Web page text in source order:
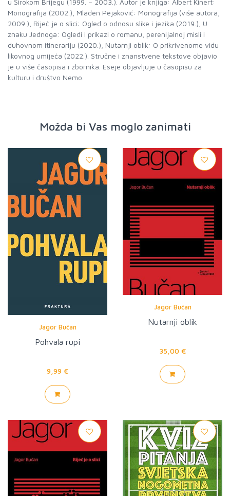
u Širokom Brijegu (1999. – 2003.). Autor je knjiga: Albert Kinert:
Monografija (2002.), Mladen Pejaković: Monografija (više autora,
2009.), Riječ je o slici: Ogled o odnosu slike i jezika (2019.), U
znaku Jednoga: Ogledi i prikazi o romanu, perenijalnoj misli i
duhovnom itinerariju (2020.), Nutarnji oblik: O prikrivenome vidu
likovnog umijeća (2022.). Stručne i znanstvene tekstove objavio
je u više časopisa i zbornika. Eseje objavljuje u časopisu za
kulturu i društvo Nemo.
Možda bi Vas moglo zanimati
Jagor Bučan
Pohvala rupi
9,99 €
Jagor Bučan
Nutarnji oblik
35,00 €